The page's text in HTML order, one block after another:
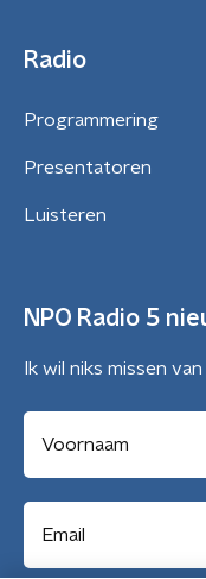
Radio
Programmering
Presentatoren
Luisteren
NPO Radio 5
Ik wil niks missen